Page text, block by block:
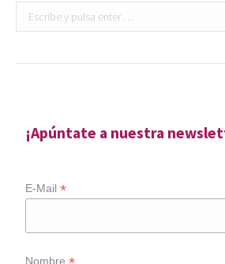
Buscar:
¡Apúntate a nuestra
E-Mail*
Nombre